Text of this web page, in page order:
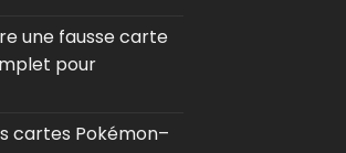
une fausse carte
pour
cartes Pokémon–